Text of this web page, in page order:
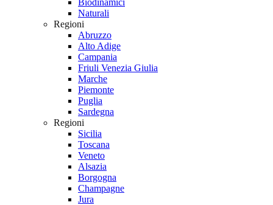
Biodinamici
Naturali
Regioni
Abruzzo
Alto Adige
Campania
Friuli Venezia Giulia
Marche
Piemonte
Puglia
Sardegna
Regioni
Sicilia
Toscana
Veneto
Alsazia
Borgogna
Champagne
Jura